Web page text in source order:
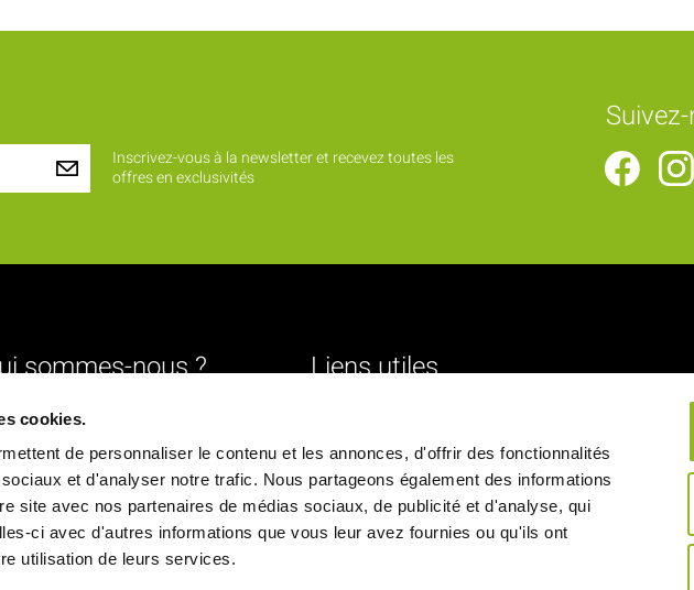
cookies.
de personnaliser le contenu et les annonces, d'offrir des fonctionnalités
et d'analyser notre trafic. Nous partageons également des informations
site avec nos partenaires de médias sociaux, de publicité et d'analyse, qui
ci avec d'autres informations que vous leur avez fournies ou qu'ils ont
utilisation de leurs services.
Inscrivez-vous à la newsletter et recevez toutes les
offres en exclusivités
sommes-nous ?
valeurs
logistique
Liens utiles
Mentions légales
Conditions générales de vente
Paiement sécurisé